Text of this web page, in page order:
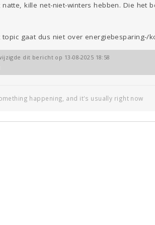
kille net-niet-winters hebben. Die het
topic gaat dus niet over energiebesparing-/
dit bericht op 13-08-2025 18:58
happening, and it's usually right now